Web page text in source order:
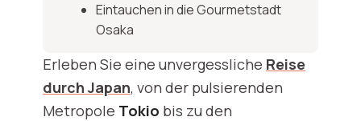
Eintauchen in die Gourmetstadt
Osaka
Erleben Sie eine unvergessliche Reise
durch Japan, von der pulsierenden
Metropole Tokio bis zu den